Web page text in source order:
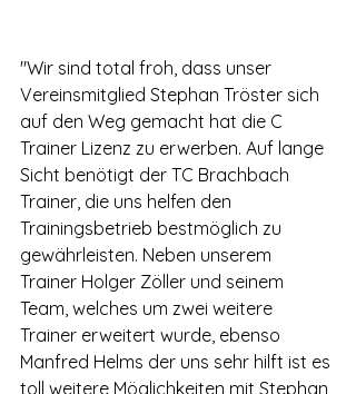
"Wir sind total froh, dass unser
Vereinsmitglied Stephan Tröster sich
auf den Weg gemacht hat die C
Trainer Lizenz zu erwerben. Auf lange
Sicht benötigt der TC Brachbach
Trainer, die uns helfen den
Trainingsbetrieb bestmöglich zu
gewährleisten. Neben unserem
Trainer Holger Zöller und seinem
Team, welches um zwei weitere
Trainer erweitert wurde, ebenso
Manfred Helms der uns sehr hilft ist es
toll weitere Möglichkeiten mit Stephan